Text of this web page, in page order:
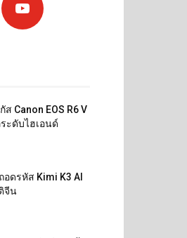
Canon EOS R6 V
ะดับไฮเอนด์
ดรหัส Kimi K3 AI
จีน